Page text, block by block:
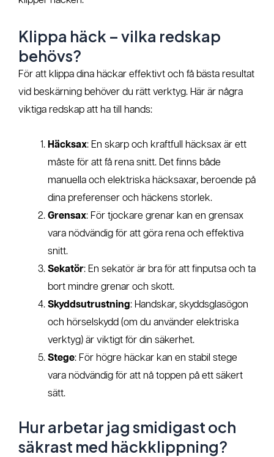
Klippa häck – vilka redskap
behövs?
För att klippa dina häckar effektivt och få bästa resultat
vid beskärning behöver du rätt verktyg. Här är några
viktiga redskap att ha till hands:
Häcksax: En skarp och kraftfull häcksax är ett
måste för att få rena snitt. Det finns både
manuella och elektriska häcksaxar, beroende på
dina preferenser och häckens storlek.
Grensax: För tjockare grenar kan en grensax
vara nödvändig för att göra rena och effektiva
snitt.
Sekatör: En sekatör är bra för att finputsa och ta
bort mindre grenar och skott.
Skyddsutrustning: Handskar, skyddsglasögon
och hörselskydd (om du använder elektriska
verktyg) är viktigt för din säkerhet.
Stege: För högre häckar kan en stabil stege
vara nödvändig för att nå toppen på ett säkert
sätt.
Hur arbetar jag smidigast och
säkrast med häckklippning?